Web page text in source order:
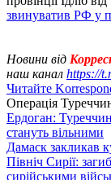
звинуватив РФ у
Новини від
наш канал https://
Читайте
Операція
Ердоган:
стануть вільними
Дамаск закликав
Північ Сирії:
сирійськими